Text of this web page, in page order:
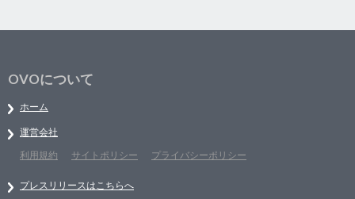
OVOについて
ホーム
運営会社
利用規約
サイトポリシー プライバシーポリシー
プレスリリースはこちらへ